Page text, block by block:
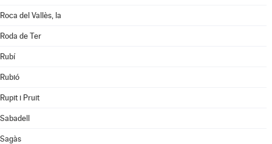
Roca del Vallès, la
Roda de Ter
Rubí
Rubió
Rupit i Pruit
Sabadell
Sagàs